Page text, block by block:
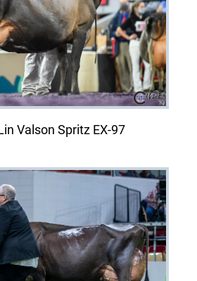
Valson Spritz EX-97